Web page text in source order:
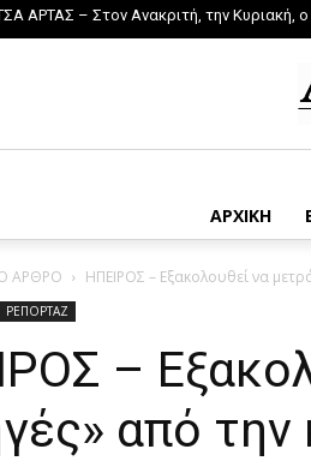
ΑΡΤΑΣ – Στον Ανακριτή, την Κυριακή,
ΙΩΑΝΝΙΝΩΝ – Ενώνουν τις δυνάμεις
ΑΡΧΙΚΗ
ΑΡΘΡΟ ΗΠΕΙΡΟΣ – Εξακολουθεί να
ΡΕΠΟΡΤΑΖ
–
από την